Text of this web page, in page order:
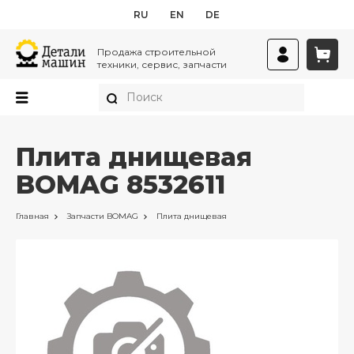
RU EN DE
Продажа строительной
техники, сервис, запчасти
Плита днищевая
BOMAG 8532611
Главная Запчасти BOMAG Плита днищевая